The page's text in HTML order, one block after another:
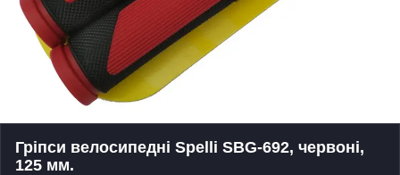
Гріпси велосипедні Spelli SBG-692, червоні,
125 мм.